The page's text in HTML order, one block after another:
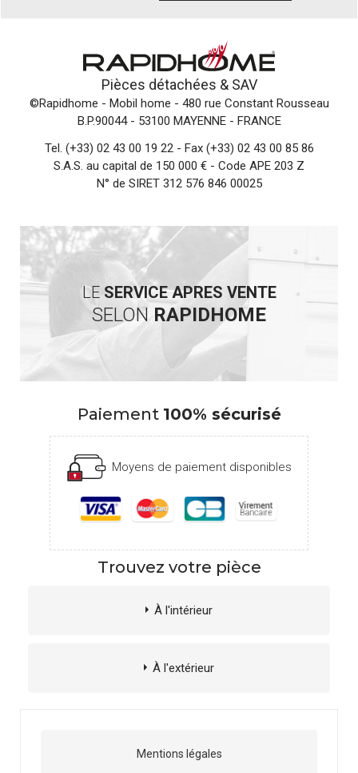
Pièces détachées & SAV
©Rapidhome - Mobil home - 480 rue Constant Rousseau
B.P.90044 - 53100 MAYENNE - FRANCE
Tel. (+33) 02 43 00 19 22- Fax (+33) 02 43 00 85 86
S.A.S. au capital de 150 000 € - Code APE 203 Z
N° de SIRET 312 576 846 00025
LE SERVICE APRES VENTE
SELON RAPIDHOME
Paiement 100% sécurisé
Moyens de paiement disponibles
Trouvez votre pièce
À l'intérieur
À l'extérieur
Mentions légales